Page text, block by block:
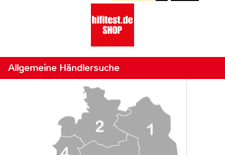
Allgemeine Händlersuche